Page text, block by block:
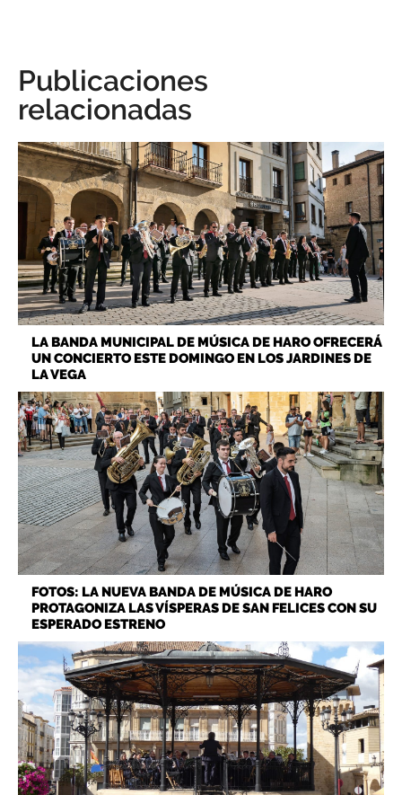
Publicaciones
relacionadas
LA BANDA MUNICIPAL DE MÚSICA DE HARO OFRECERÁ
UN CONCIERTO ESTE DOMINGO EN LOS JARDINES DE
LA VEGA
FOTOS: LA NUEVA BANDA DE MÚSICA DE HARO
PROTAGONIZA LAS VÍSPERAS DE SAN FELICES CON SU
ESPERADO ESTRENO